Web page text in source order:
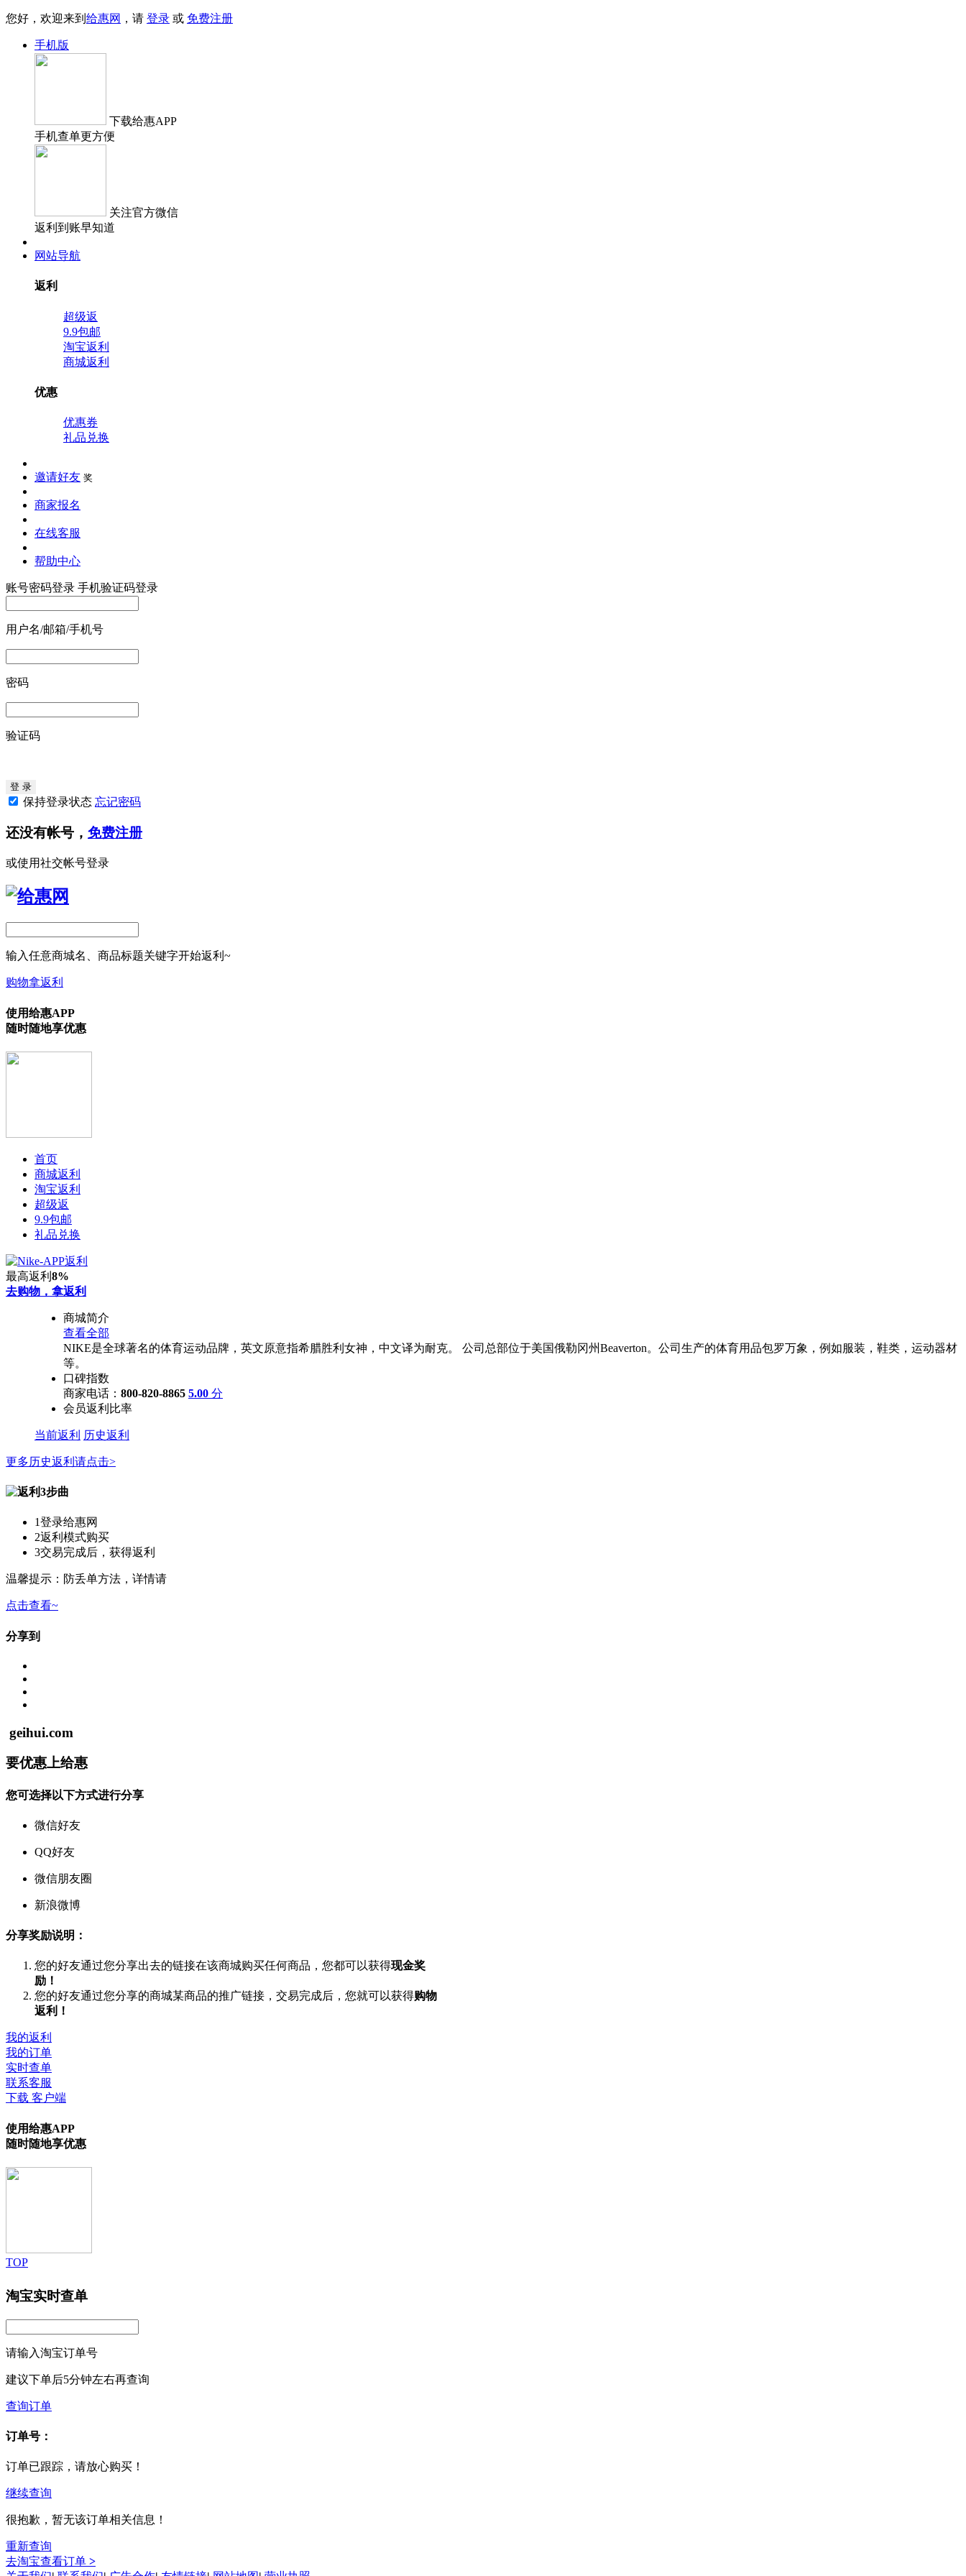
您好，欢迎来到 给惠网 ，请 登录 或 免费注册
手机版
下载给惠APP
手机查单更方便
关注官方微信
返利到账早知道
网站导航
返利
超级返
9.9包邮
淘宝返利
商城返利
优惠
优惠券
礼品兑换
邀请好友 奖
商家报名
在线客服
帮助中心
账号密码登录 手机验证码登录
用户名/邮箱/手机号
密码
验证码
保持登录状态 忘记密码
还没有帐号， 免费注册
或使用社交帐号登录
输入任意商城名、商品标题关键字开始返利~
购物拿返利
使用给惠APP
随时随地享优惠
首页
商城返利
淘宝返利
超级返
9.9包邮
礼品兑换
最高返利 8%
去购物，拿返利
商城简介
查看全部
NIKE是全球著名的体育运动品牌，英文原意指希腊胜利女神，中文译为耐克。 公司总部位于美国俄勒冈州Beaverton。公司生产的体育用品包罗万象，例如服装，鞋类，运动器材
等。
口碑指数
商家电话： 800-820-8865 5.00 分
会员返利比率
当前返利 历史返利
更多历史返利请点击>
1登录给惠网
2返利模式购买
3交易完成后，获得返利
温馨提示：防丢单方法，详情请
点击查看~
分享到
geihui.com
要优惠上给惠
您可选择以下方式进行分享
微信好友
QQ好友
微信朋友圈
新浪微博
分享奖励说明：
您的好友通过您分享出去的链接在该商城购买任何商品，您都可以获得现金奖
励！
您的好友通过您分享的商城某商品的推广链接，交易完成后，您就可以获得购物
返利！
我的返利
我的订单
实时查单
联系客服
下载 客户端
使用给惠APP
随时随地享优惠
TOP
淘宝实时查单
请输入淘宝订单号
建议下单后5分钟左右再查询
查询订单
订单号：
订单已跟踪，请放心购买！
继续查询
很抱歉，暂无该订单相关信息！
重新查询
去淘宝查看订单 >